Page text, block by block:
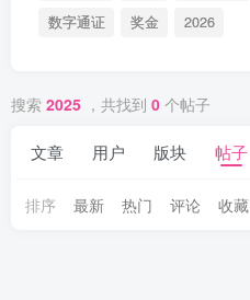
数字通证
奖金 2026
搜索 2025 ，共找到 0 个帖子
文章 用户 版块 帖子
排序 最新 热门 评论 收藏